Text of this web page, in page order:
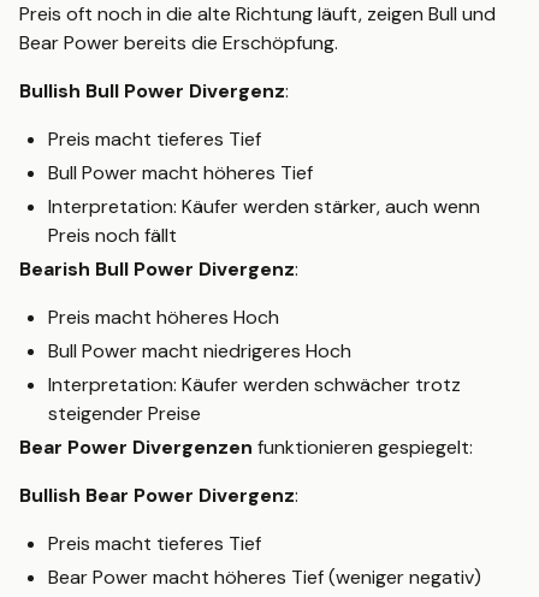
Preis oft noch in die alte Richtung läuft, zeigen Bull und
Bear Power bereits die Erschöpfung.
Bullish Bull Power Divergenz:
Preis macht tieferes Tief
Bull Power macht höheres Tief
Interpretation: Käufer werden stärker, auch wenn
Preis noch fällt
Bearish Bull Power Divergenz:
Preis macht höheres Hoch
Bull Power macht niedrigeres Hoch
Interpretation: Käufer werden schwächer trotz
steigender Preise
Bear Power Divergenzen funktionieren gespiegelt:
Bullish Bear Power Divergenz:
Preis macht tieferes Tief
Bear Power macht höheres Tief (weniger negativ)